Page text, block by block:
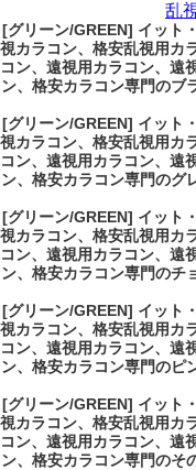
乱
[グリーン/GREEN] イット
視カラコン、格安乱視用カ
コン、遠視用カラコン、遠
ン、格安カラコン専門のブ
[グリーン/GREEN] イット
視カラコン、格安乱視用カ
コン、遠視用カラコン、遠
ン、格安カラコン専門のグ
[グリーン/GREEN] イット
視カラコン、格安乱視用カ
コン、遠視用カラコン、遠
ン、格安カラコン専門のチ
[グリーン/GREEN] イット
視カラコン、格安乱視用カ
コン、遠視用カラコン、遠
ン、格安カラコン専門のピ
[グリーン/GREEN] イット
視カラコン、格安乱視用カ
コン、遠視用カラコン、遠
ン、格安カラコン専門のそ